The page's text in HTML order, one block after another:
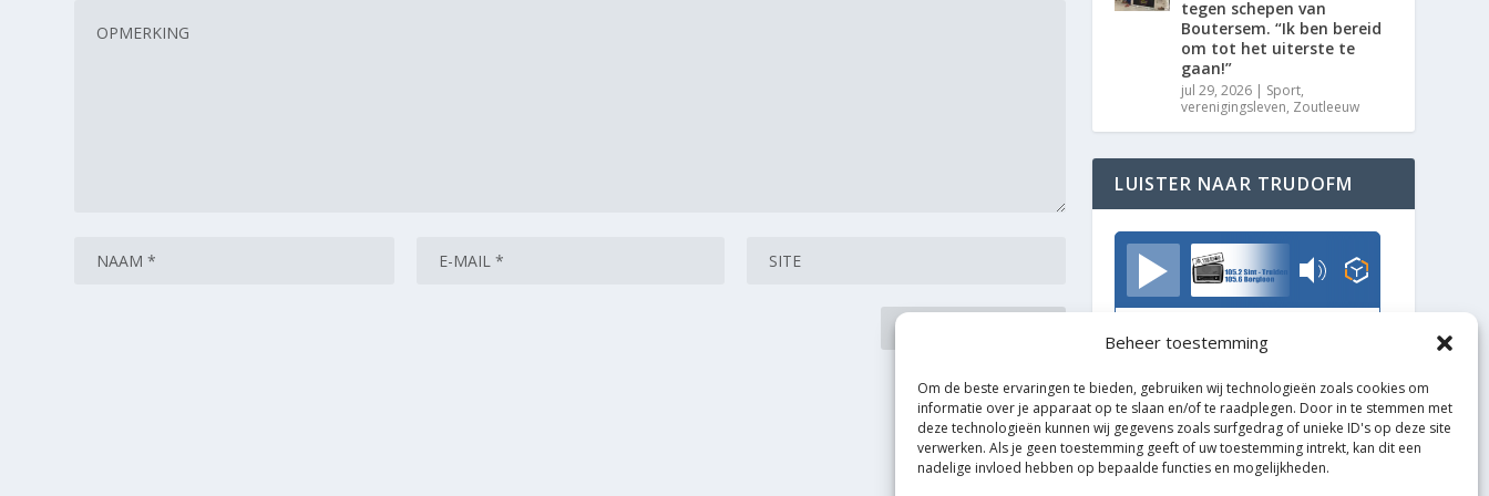
Beheer toestemming
Om de beste ervaringen te bieden, gebruiken wij technologieën zoals cookies om
informatie over je apparaat op te slaan en/of te raadplegen. Door in te stemmen met
deze technologieën kunnen wij gegevens zoals surfgedrag of unieke ID's op deze site
verwerken. Als je geen toestemming geeft of uw toestemming intrekt, kan dit een
nadelige invloed hebben op bepaalde functies en mogelijkheden.
tegen schepen van
Boutersem. “Ik ben bereid
om tot het uiterste te
gaan!”
jul 29, 2026 | Sport,
verenigingsleven, Zoutleeuw
LUISTER NAAR TRUDOFM
TrudoFM